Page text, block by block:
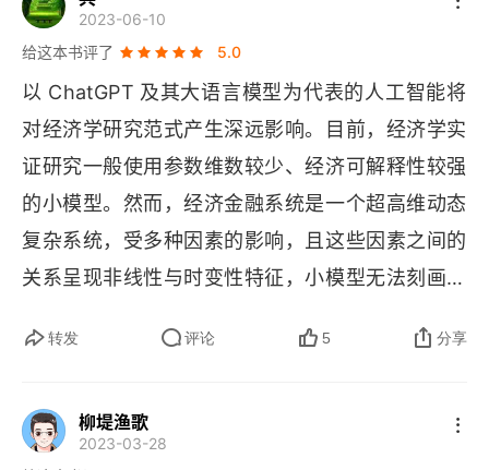
政策速览
《中国科学院院刊》新闻记者证年度核验人员名单公
示
2023-06-10
给这本书评了
5.0
以 ChatGPT 及其大语言模型为代表的人工智能将
对经济学研究范式产生深远影响。目前，经济学实
证研究一般使用参数维数较少、经济可解释性较强
的小模型。然而，经济金融系统是一个超高维动态
复杂系统，受多种因素的影响，且这些因素之间的
关系呈现非线性与时变性特征，小模型无法刻画其
复杂经济系统的特征与运行规律；而海量数据的使
能力即样本外预测能力。为支持经济学及社会科学
转发 评论 5 分享
柳堤渔歌
2023-03-28